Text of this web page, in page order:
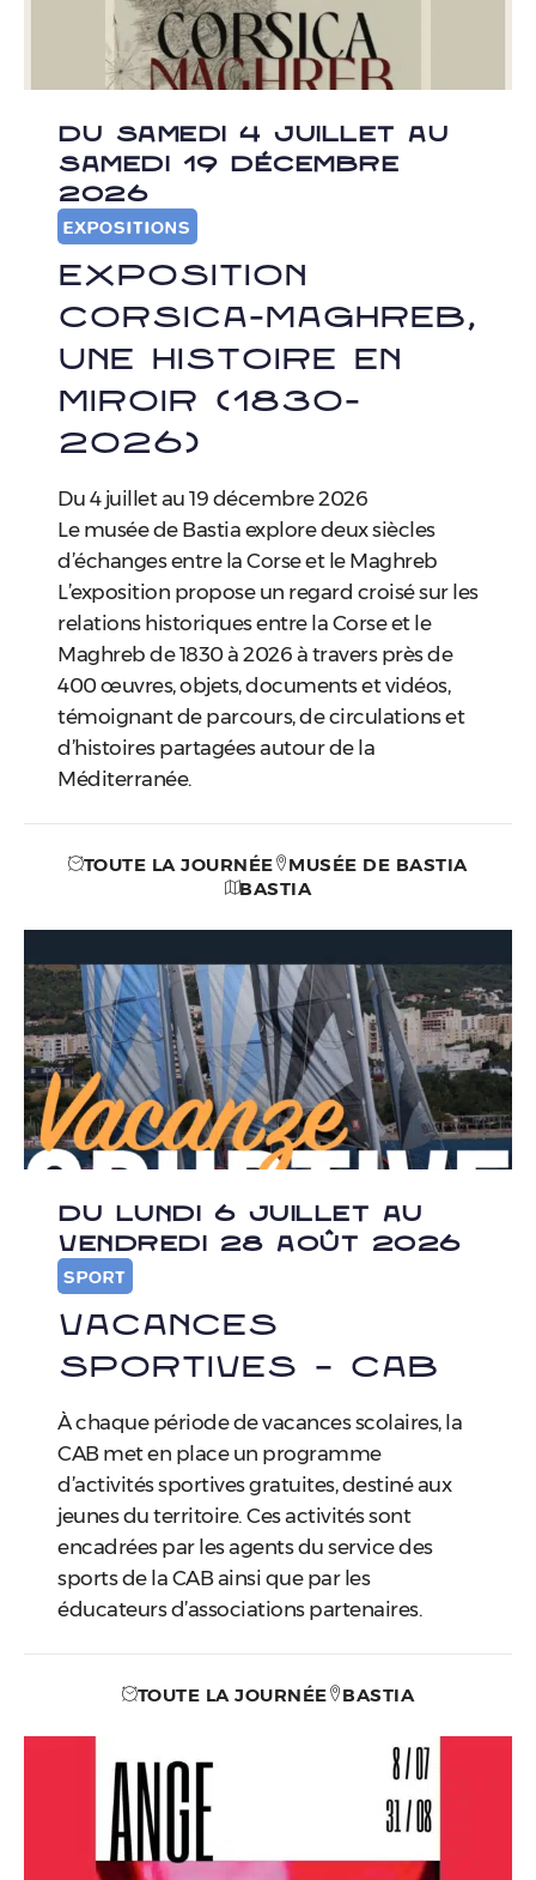
DU SAMEDI 4 JUILLET AU
SAMEDI 19 DÉCEMBRE
2026
EXPOSITIONS
Exposition
Corsica-Maghreb,
une histoire en
miroir (1830-
2026)
Du 4 juillet au 19 décembre 2026
Le musée de Bastia explore deux siècles
d’échanges entre la Corse et le Maghreb
L’exposition propose un regard croisé sur les
relations historiques entre la Corse et le
Maghreb de 1830 à 2026 à travers près de
400 œuvres, objets, documents et vidéos,
témoignant de parcours, de circulations et
d’histoires partagées autour de la
Méditerranée.
TOUTE LA JOURNÉE
MUSÉE DE BASTIA
BASTIA
DU LUNDI 6 JUILLET AU
VENDREDI 28 AOÛT 2026
SPORT
Vacances
Sportives – CAB
À chaque période de vacances scolaires, la
CAB met en place un programme
d’activités sportives gratuites, destiné aux
jeunes du territoire. Ces activités sont
encadrées par les agents du service des
sports de la CAB ainsi que par les
éducateurs d’associations partenaires.
TOUTE LA JOURNÉE BASTIA